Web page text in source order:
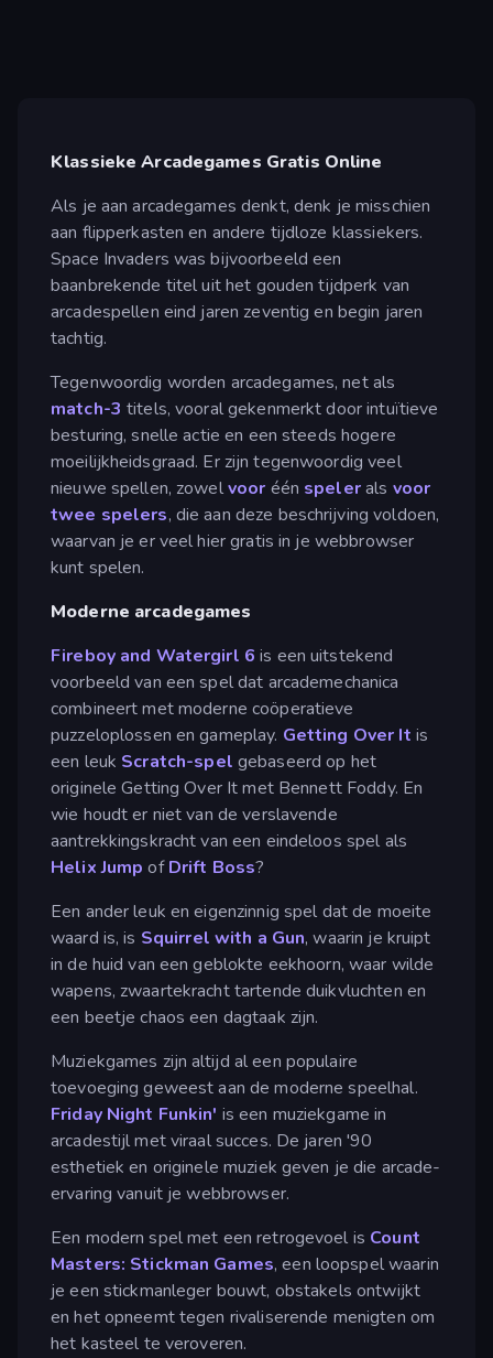
Klassieke Arcadegames Gratis Online
Als je aan arcadegames denkt, denk je misschien
aan flipperkasten en andere tijdloze klassiekers.
Space Invaders was bijvoorbeeld een
baanbrekende titel uit het gouden tijdperk van
arcadespellen eind jaren zeventig en begin jaren
tachtig.
Tegenwoordig worden arcadegames, net als
match-3 titels, vooral gekenmerkt door intuïtieve
besturing, snelle actie en een steeds hogere
moeilijkheidsgraad. Er zijn tegenwoordig veel
nieuwe spellen, zowelvoor één spelerals voor
twee spelers, die aan deze beschrijving voldoen,
waarvan je er veel hier gratis in je webbrowser
kunt spelen.
Moderne arcadegames
Fireboy and Watergirl 6 is een uitstekend
voorbeeld van een spel dat arcademechanica
combineert met moderne coöperatieve
puzzeloplossen en gameplay. Getting Over It is
een leuk Scratch-spel gebaseerd op het
originele Getting Over It met Bennett Foddy. En
wie houdt er niet van de verslavende
aantrekkingskracht van een eindeloos spel als
Helix Jump ofDrift Boss?
Een ander leuk en eigenzinnig spel dat de moeite
waard is, is Squirrel with a Gun, waarin je kruipt
in de huid van een geblokte eekhoorn, waar wilde
wapens, zwaartekracht tartende duikvluchten en
een beetje chaos een dagtaak zijn.
Muziekgames zijn altijd al een populaire
toevoeging geweest aan de moderne speelhal.
Friday Night Funkin' is een muziekgame in
arcadestijl met viraal succes. De jaren '90
esthetiek en originele muziek geven je die arcade-
ervaring vanuit je webbrowser.
Een modern spel met een retrogevoel is Count
Masters: Stickman Games, een loopspel waarin
je een stickmanleger bouwt, obstakels ontwijkt
en het opneemt tegen rivaliserende menigten om
het kasteel te veroveren.